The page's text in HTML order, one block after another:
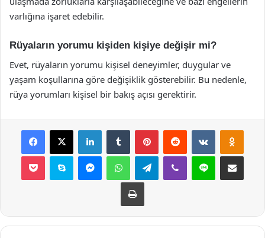
varlığına işaret edebilir.
Rüyaların yorumu kişiden kişiye değişir mi?
Evet, rüyaların yorumu kişisel deneyimler, duygular ve
yaşam koşullarına göre değişiklik gösterebilir. Bu nedenle,
rüya yorumları kişisel bir bakış açısı gerektirir.
Facebook
X LinkedInTumblr PinterestReddit VKontakte
Pocket Skype MessengerWhatsAppTelegramViber Line E-Posta ile
Yazdır